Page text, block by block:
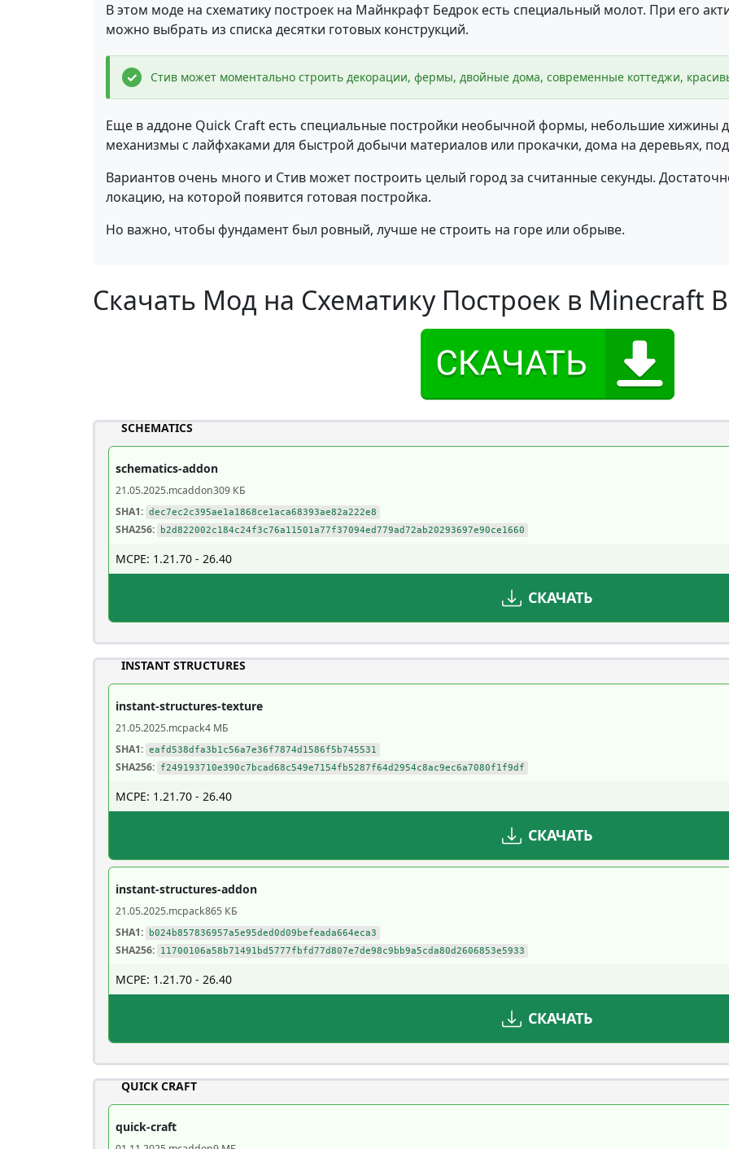
В этом моде на схематику построек на Майнкрафт Бедрок есть специальный молот. При его
можно выбрать из списка десятки готовых конструкций.
Стив может моментально строить декорации, фермы, двойные дома, современные коттеджи,
Еще в аддоне Quick Craft есть специальные постройки необычной формы, небольшие хижины
механизмы с лайфхаками для быстрой добычи материалов или прокачки, дома на деревьях,
Вариантов очень много и Стив может построить целый город за считанные секунды.
локацию, на которой появится готовая постройка.
Но важно, чтобы фундамент был ровный, лучше не строить на горе или обрыве.
Скачать Мод на Схематику Построек в Minecraft
SCHEMATICS
schematics-addon
21.05.2025.mcaddon309 КБ
SHA1: dec7ec2c395ae1a1868ce1aca68393ae82a222e8
SHA256: b2d822002c184c24f3c76a11501a77f37094ed779ad72ab20293697e90ce1660
MCPE: 1.21.70 - 26.40
СКАЧАТЬ
INSTANT STRUCTURES
instant-structures-texture
21.05.2025.mcpack4 МБ
SHA1: eafd538dfa3b1c56a7e36f7874d1586f5b745531
SHA256: f249193710e390c7bcad68c549e7154fb5287f64d2954c8ac9ec6a7080f1f9df
MCPE: 1.21.70 - 26.40
СКАЧАТЬ
instant-structures-addon
21.05.2025.mcpack865 КБ
SHA1:
b024b857836957a5e95ded0d09befeada664eca3
SHA256: 11700106a58b71491bd5777fbfd77d807e7de98c9bb9a5cda80d2606853e5933
MCPE: 1.21.70 - 26.40
СКАЧАТЬ
QUICK CRAFT
quick-craft